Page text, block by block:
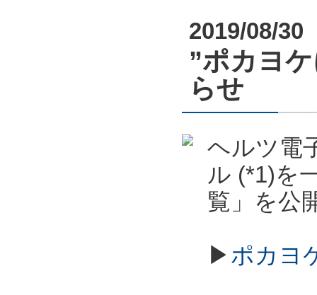
2019/08/30
”ポカヨ
らせ
ヘルツ電
ル (*1)を
覧」を公
▶ポカヨ